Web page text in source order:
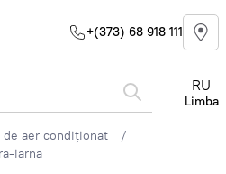
+(373) 68 918 111
RU
Limba
de aer condiționat
iarna